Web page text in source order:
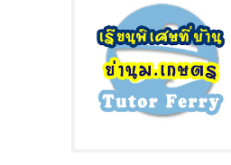
เมื่อ15/10/2024,
7:15:34]